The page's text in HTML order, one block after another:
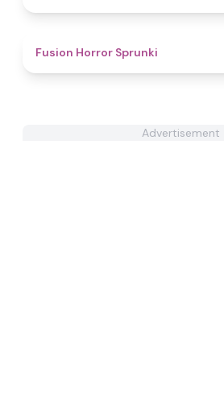
Fusion Horror Sprunki
Advertisement